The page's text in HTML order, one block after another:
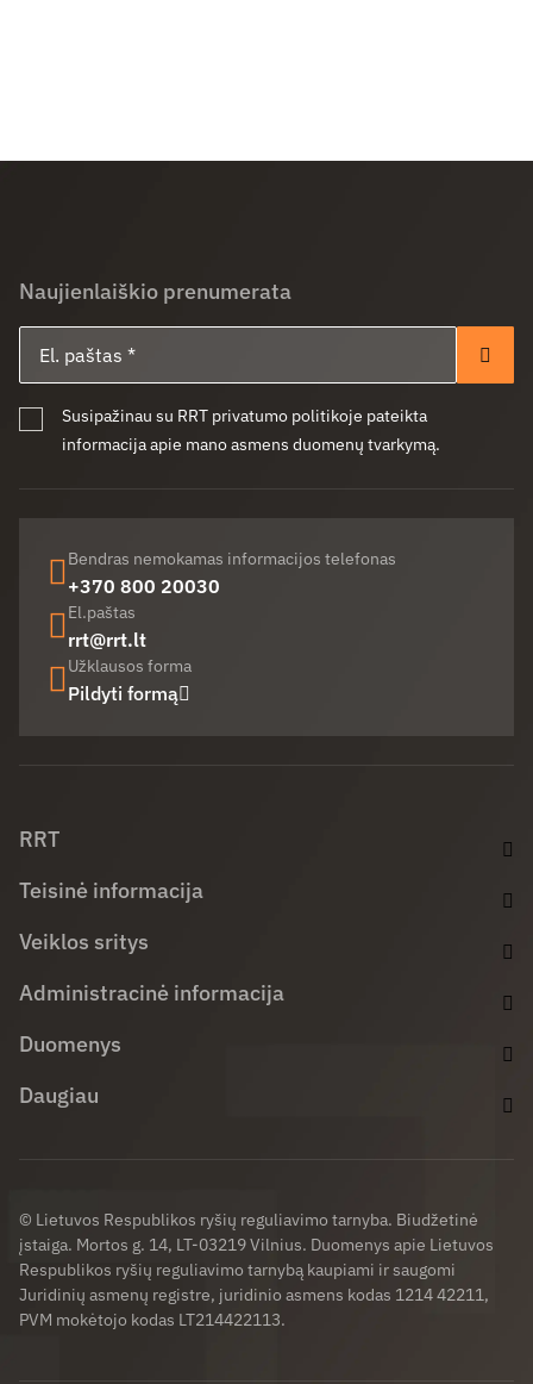
Naujienlaiškio prenumerata
Susipažinau su RRT privatumo politikoje pateikta
informacija apie mano asmens duomenų tvarkymą.
Bendras nemokamas informacijos telefonas
+370 800 20030
El.paštas
rrt@rrt.lt
Užklausos forma
Pildyti formą
RRT
Teisinė informacija
Veiklos sritys
Administracinė informacija
Duomenys
Daugiau
© Lietuvos Respublikos ryšių reguliavimo tarnyba. Biudžetinė
įstaiga. Mortos g. 14, LT-03219 Vilnius. Duomenys apie Lietuvos
Respublikos ryšių reguliavimo tarnybą kaupiami ir saugomi
Juridinių asmenų registre, juridinio asmens kodas 1214 42211,
PVM mokėtojo kodas LT214422113.